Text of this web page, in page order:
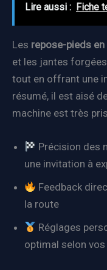
Lire aussi : Fiche
Les repose-pieds
et les jantes
tout en offrant une
résumé, il est aisé
machine est très
Précision des
une invitation à
Feedback
la route
Réglages
optimal selon